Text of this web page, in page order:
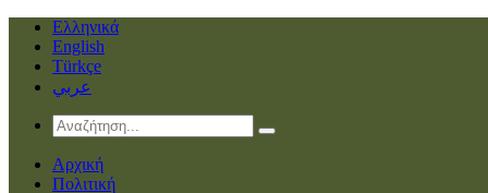
Ελληνικά
English
Türkçe
عربي
Αρχική
Πολιτική